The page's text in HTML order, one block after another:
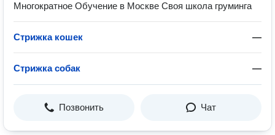
Многократное Обучение в Москве Своя школа груминга
Стрижка кошек —
Стрижка собак —
Позвонить Чат